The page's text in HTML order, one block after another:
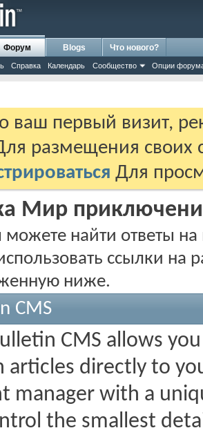
Форум
Справка Календарь Сообщество Опции
Blogs Что нового?
ваш первый визит,
размещения
Для
Мир
можете найти ответы
ссылки на
ниже.
CMS
CMS allows
articles directly to
manager with a
the smallest